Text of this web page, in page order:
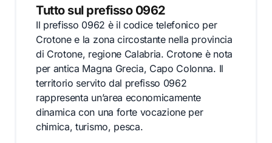
Tutto sul prefisso 0962
Il prefisso 0962 è il codice telefonico per
Crotone e la zona circostante nella provincia
di Crotone, regione Calabria. Crotone è nota
per antica Magna Grecia, Capo Colonna. Il
territorio servito dal prefisso 0962
rappresenta un’area economicamente
dinamica con una forte vocazione per
chimica, turismo, pesca.